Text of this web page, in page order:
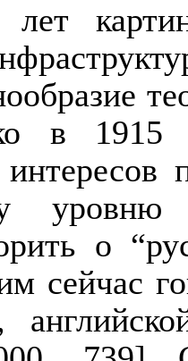
лет
в 1915
о
сейчас